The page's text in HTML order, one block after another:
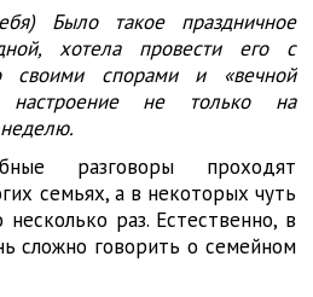
Было такое праздничное
хотела провести его с
спорами и «вечной
настроение не только на
разговоры проходят
семьях, а в некоторых чуть
раз. Естественно, в
сложно говорить о семейном